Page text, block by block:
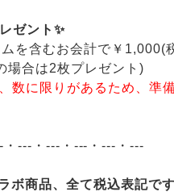
ゼント✨
を含むお会計で￥1,000(
場合は2枚プレゼント)
数に限りがあるため、準
---・---・---・---・---
ボ商品、全て税込表記で